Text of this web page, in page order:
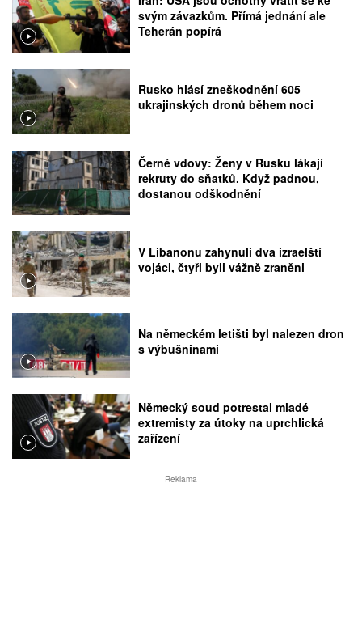
svým závazkům. Přímá jednání ale
Teherán popírá
Rusko hlásí zneškodnění 605
ukrajinských dronů během noci
Černé vdovy: Ženy v Rusku lákají
rekruty do sňatků. Když padnou,
dostanou odškodnění
V Libanonu zahynuli dva izraelští
vojáci, čtyři byli vážně zraněni
Na německém letišti byl nalezen dron
s výbušninami
Německý soud potrestal mladé
extremisty za útoky na uprchlická
zařízení
Reklama